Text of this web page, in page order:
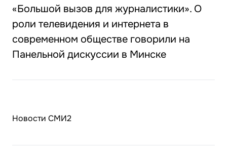
«Большой вызов для журналистики». О
роли телевидения и интернета в
современном обществе говорили на
Панельной дискуссии в Минске
Новости СМИ2